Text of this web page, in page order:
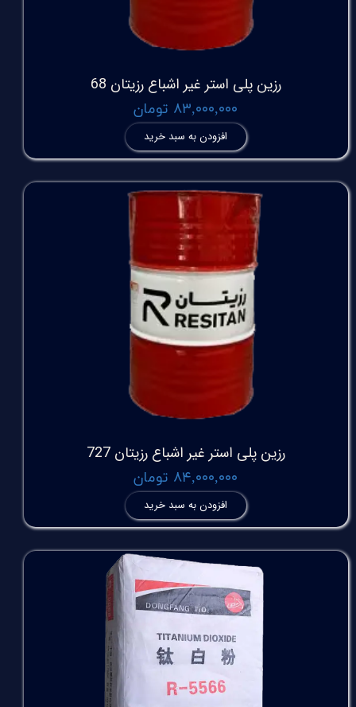
رزین پلی استر غیر اشباع رزیتان 68
۸۳,۰۰۰,۰۰۰ تومان
افزودن به سبد خرید
رزین پلی استر غیر اشباع رزیتان 727
۸۴,۰۰۰,۰۰۰ تومان
افزودن به سبد خرید